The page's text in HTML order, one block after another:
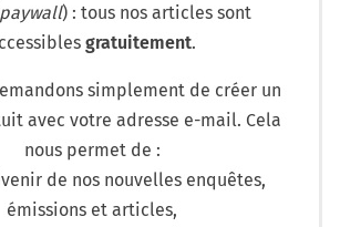
paywall) : tous nos articles sont
gratuitement.
simplement de créer un
avec votre adresse e-mail. Cela
nous permet de :
de nos nouvelles enquêtes,
émissions et articles,